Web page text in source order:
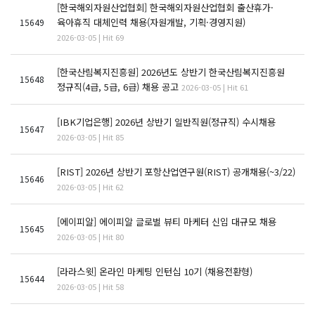
15649
[한국해외자원산업협회] 한국해외자원산업협회 출산휴가·
육아휴직 대체인력 채용(자원개발, 기획·경영지원)
2026-03-05 | Hit 69
15648
[한국산림복지진흥원] 2026년도 상반기 한국산림복지진흥원
정규직(4급, 5급, 6급) 채용 공고 2026-03-05 | Hit 61
15647
[IBK기업은행] 2026년 상반기 일반직원(정규직) 수시채용
2026-03-05 | Hit 85
15646
[RIST] 2026년 상반기 포항산업연구원(RIST) 공개채용(~3/22)
2026-03-05 | Hit 62
15645
[에이피알] 에이피알 글로벌 뷰티 마케터 신입 대규모 채용
2026-03-05 | Hit 80
15644
[라라스윗] 온라인 마케팅 인턴십 10기 (채용전환형)
2026-03-05 | Hit 58